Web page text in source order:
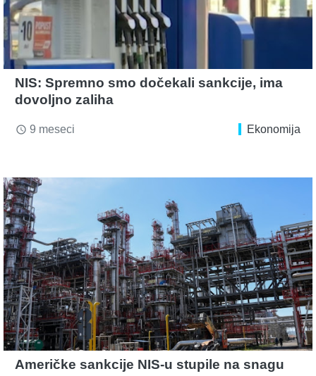
NIS: Spremno smo dočekali sankcije, ima
dovoljno zaliha
access_time 9 meseci Ekonomija
Američke sankcije NIS-u stupile na snagu